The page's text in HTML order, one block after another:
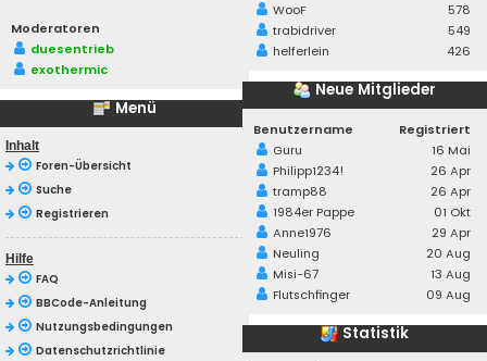
Moderatoren
duesentrieb
exothermic
Menü
Inhalt
Foren-Übersicht
Suche
Registrieren
Hilfe
FAQ
BBCode-Anleitung
Nutzungsbedingungen
Datenschutzrichtlinie
WooF
578
trabidriver
549
helferlein
426
Neue Mitglieder
Benutzername
Registriert
Guru
16 Mai
Philipp1234!
26 Apr
tramp88
26 Apr
1984er Pappe
01 Okt
Anne1976
29 Apr
Neuling
20 Aug
Misi-67
13 Aug
Flutschfinger
09 Aug
Statistik